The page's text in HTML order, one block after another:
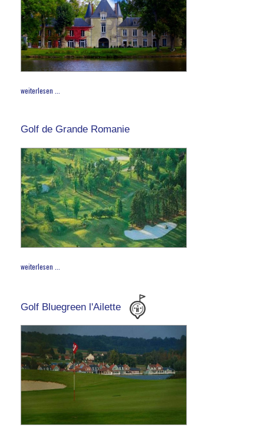
weiterlesen ...
Golf de Grande Romanie
weiterlesen ...
Golf Bluegreen l'Ailette